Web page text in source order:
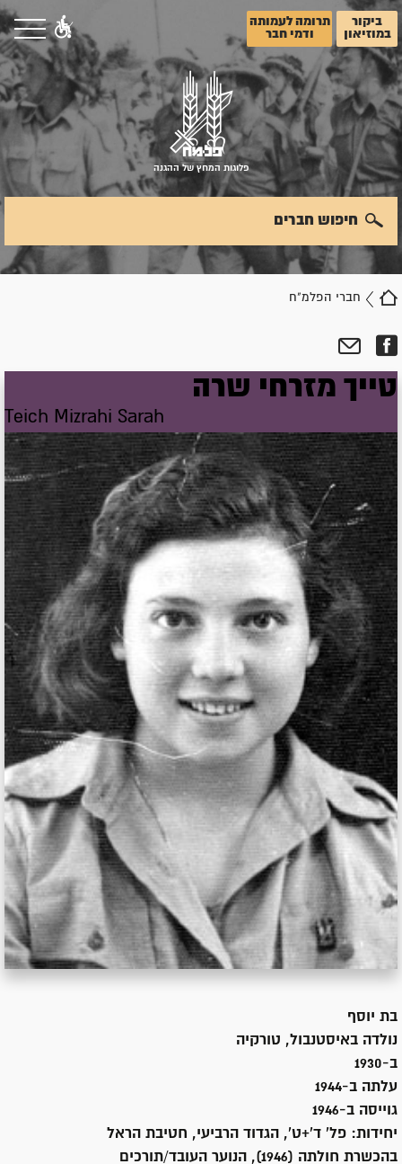
ביקור
במוזיאון
תרומה לעמותה
ודמי חבר
פלוגות המחץ של ההגנה
חברי הפלמ"ח
חיפוש חברים
טייך מזרחי שרה
Teich Mizrahi Sarah
בת יוסף
נולדה באיסטנבול, טורקיה
ב-1930
עלתה ב-1944
גוייסה ב-1946
יחידות: פל' ד'+ט', הגדוד הרביעי, חטיבת הראל
בהכשרת חולתה (1946), הנוער העובד/תורכים